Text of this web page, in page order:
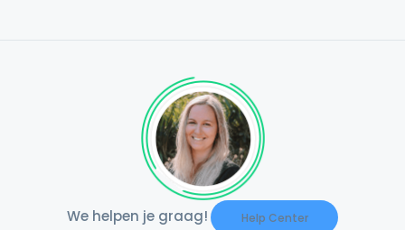
We helpen je graag! Help Center